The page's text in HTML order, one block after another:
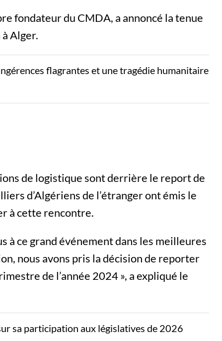
fondateur du CMDA, a annoncé la tenue
Alger.
flagrantes et une tragédie humanitaire
de logistique sont derrière le report de
d’Algériens de l’étranger ont émis le
à cette rencontre.
à ce grand événement dans les meilleures
nous avons pris la décision de reporter
de l’année 2024 », a expliqué le
sa participation aux législatives de 2026